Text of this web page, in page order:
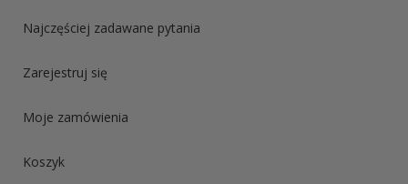
Najczęściej zadawane pytania
Zarejestruj się
Moje zamówienia
Koszyk